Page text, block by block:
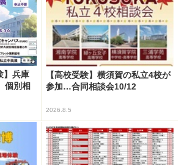
】兵庫
個別相
【高校受験】横須賀の私立4校が
参加…合同相談会10/12
2026.8.5